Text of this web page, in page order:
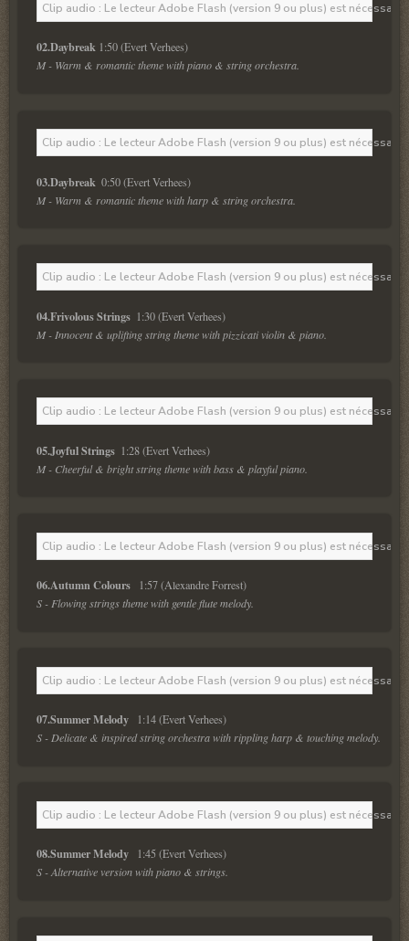
Clip audio : Le lecteur Adobe Flash (version 9 ou plus) est
02.Daybreak
1:50 (Evert Verhees)
M - Warm & romantic theme with piano & string orchestra.
Clip audio : Le lecteur Adobe Flash (version 9 ou plus) est
03.Daybreak
0:50 (Evert Verhees)
M - Warm & romantic theme with harp & string orchestra.
Clip audio : Le lecteur Adobe Flash (version 9 ou plus) est
04.Frivolous Strings
1:30 (Evert Verhees)
M - Innocent & uplifting string theme with pizzicati violin & piano.
Clip audio : Le lecteur Adobe Flash (version 9 ou plus) est
05.Joyful Strings
1:28 (Evert Verhees)
M - Cheerful & bright string theme with bass & playful piano.
Clip audio : Le lecteur Adobe Flash (version 9 ou plus) est
06.Autumn Colours
1:57 (Alexandre Forrest)
S - Flowing strings theme with gentle flute melody.
Clip audio : Le lecteur Adobe Flash (version 9 ou plus) est
07.Summer Melody
1:14 (Evert Verhees)
S - Delicate & inspired string orchestra with rippling harp & touching melody.
Clip audio : Le lecteur Adobe Flash (version 9 ou plus) est
08.Summer Melody
1:45 (Evert Verhees)
S - Alternative version with piano & strings.